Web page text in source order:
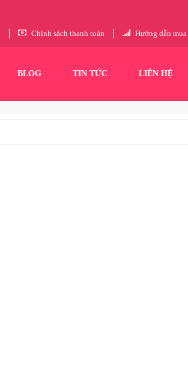
Chính sách thanh toán Hướng dẫn mua
BLOG TIN TỨC LIÊN HỆ